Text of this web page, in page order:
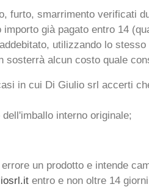
furto, smarrimento verificati
già pagato entro 14
utilizzando lo
alcun costo quale
in cui Di Giulio srl accerti
interno originale;
un prodotto e intende
entro e non oltre 14